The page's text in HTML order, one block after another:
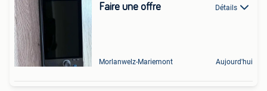
Faire une offre Détails
Morlanwelz-Mariemont Aujourd'hui